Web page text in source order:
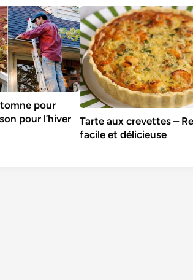
pour
pour l’hiver
Tarte aux crevettes –
facile et délicieuse